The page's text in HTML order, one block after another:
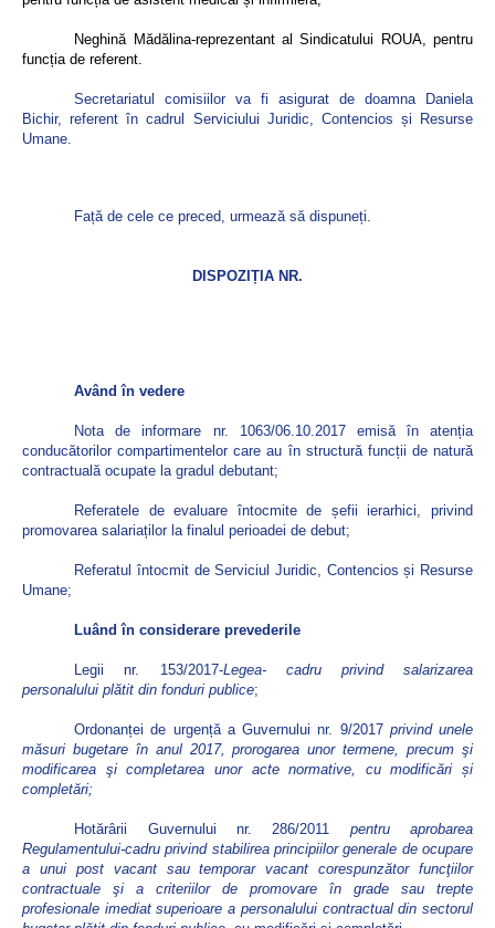
Neghină Mădălina-reprezentant al Sindicatului ROUA, pentru
funcția de referent.
Secretariatul comisiilor va fi asigurat de doamna Daniela
Bichir, referent în cadrul Serviciului Juridic, Contencios și Resurse
Umane.
Față de cele ce preced, urmează să dispuneți.
DISPOZIȚIA NR.
Având în vedere
Nota de informare nr. 1063/06.10.2017 emisă în atenția
conducătorilor compartimentelor care au în structură funcții de natură
contractuală ocupate la gradul debutant;
Referatele de evaluare întocmite de șefii ierarhici, privind
promovarea salariaților la finalul perioadei de debut;
Referatul întocmit de Serviciul Juridic, Contencios și Resurse
Umane;
Luând în considerare prevederile
Legii nr. 153/2017-Legea- cadru privind salarizarea
personalului plătit din fonduri publice;
Ordonanței de urgență a Guvernului nr. 9/2017 privind unele
măsuri bugetare în anul 2017, prorogarea unor termene, precum şi
modificarea şi completarea unor acte normative, cu modificări și
completări;
Hotărârii Guvernului nr. 286/2011 pentru aprobarea
Regulamentului-cadru privind stabilirea principiilor generale de ocupare
a unui post vacant sau temporar vacant corespunzător funcţiilor
contractuale şi a criteriilor de promovare în grade sau trepte
profesionale imediat superioare a personalului contractual din sectorul